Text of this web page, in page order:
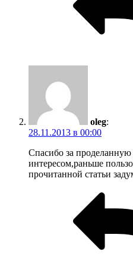
oleg:
28.11.2013 в 00:00
Спасибо за проделанную
интересом,раньше
прочитанной статьи